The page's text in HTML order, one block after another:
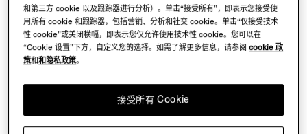
您专属的 ZEGNA（杰尼亚）帐户礼遇
愿望清单
轻松保存和分享您喜爱的单品。
和第三方 cookie 以及跟踪器进行分析）。单击“接受所有”，即表示您接受使
用所有 cookie 和跟踪器，包括营销、分析和社交 cookie。单击“仅接受技术
性 cookie”或关闭横幅，即表示您仅允许使用技术性 cookie。您可以在
“Cookie 设置”下方，自定义您的选择。如需了解更多信息，请参阅cookie 政
策和和隐私政策。
接受所有 Cookie